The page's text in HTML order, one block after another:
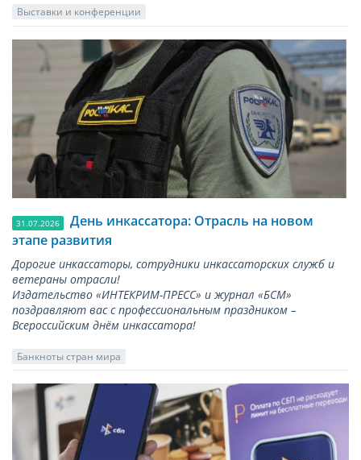
Выставки и конференции
31.07.2026
День инкассатора: Отрасль на новом
этапе развития
Дорогие инкассаторы, сотрудники инкассаторских служб и
ветераны отрасли!
Издательство «ИНТЕКРИМ-ПРЕСС» и журнал «БСМ»
поздравляют вас с профессиональным праздником –
Всероссийским днём инкассатора!
Банкноты стран мира